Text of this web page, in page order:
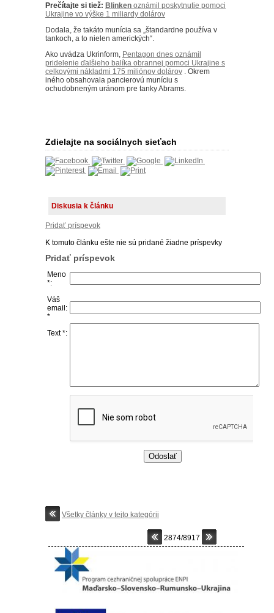
Prečítajte si tiež: Blinken oznámil poskytnutie pomoci
Ukrajine vo výške 1 miliardy dolárov
Dodala, že takáto munícia sa „štandardne používa v
tankoch, a to nielen amerických“.
Ako uvádza Ukrinform, Pentagon dnes oznámil
pridelenie ďalšieho balíka obrannej pomoci Ukrajine s
celkovými nákladmi 175 miliónov dolárov
Okrem
iného obsahovala pancierovú muníciu s
ochudobneným uránom pre tanky Abrams.
Zdielajte na sociálnych sieťach
Diskusia k článku
Pridať príspevok
K tomuto článku ešte nie sú pridané žiadne príspevky
Pridať príspevok
Meno
*:
Váš
email:
*
Text *:
Všetky články v tejto kategórii
2874/8917